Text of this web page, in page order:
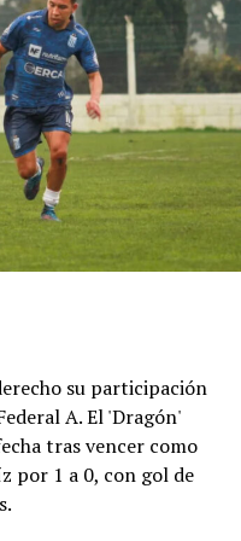
de la Fórmula 1
de un panel de cinco
y, en caso de
de lado el
de los pilotos, por lo
su participación
A. El 'Dragón'
tras vencer como
por 1 a 0, con gol de